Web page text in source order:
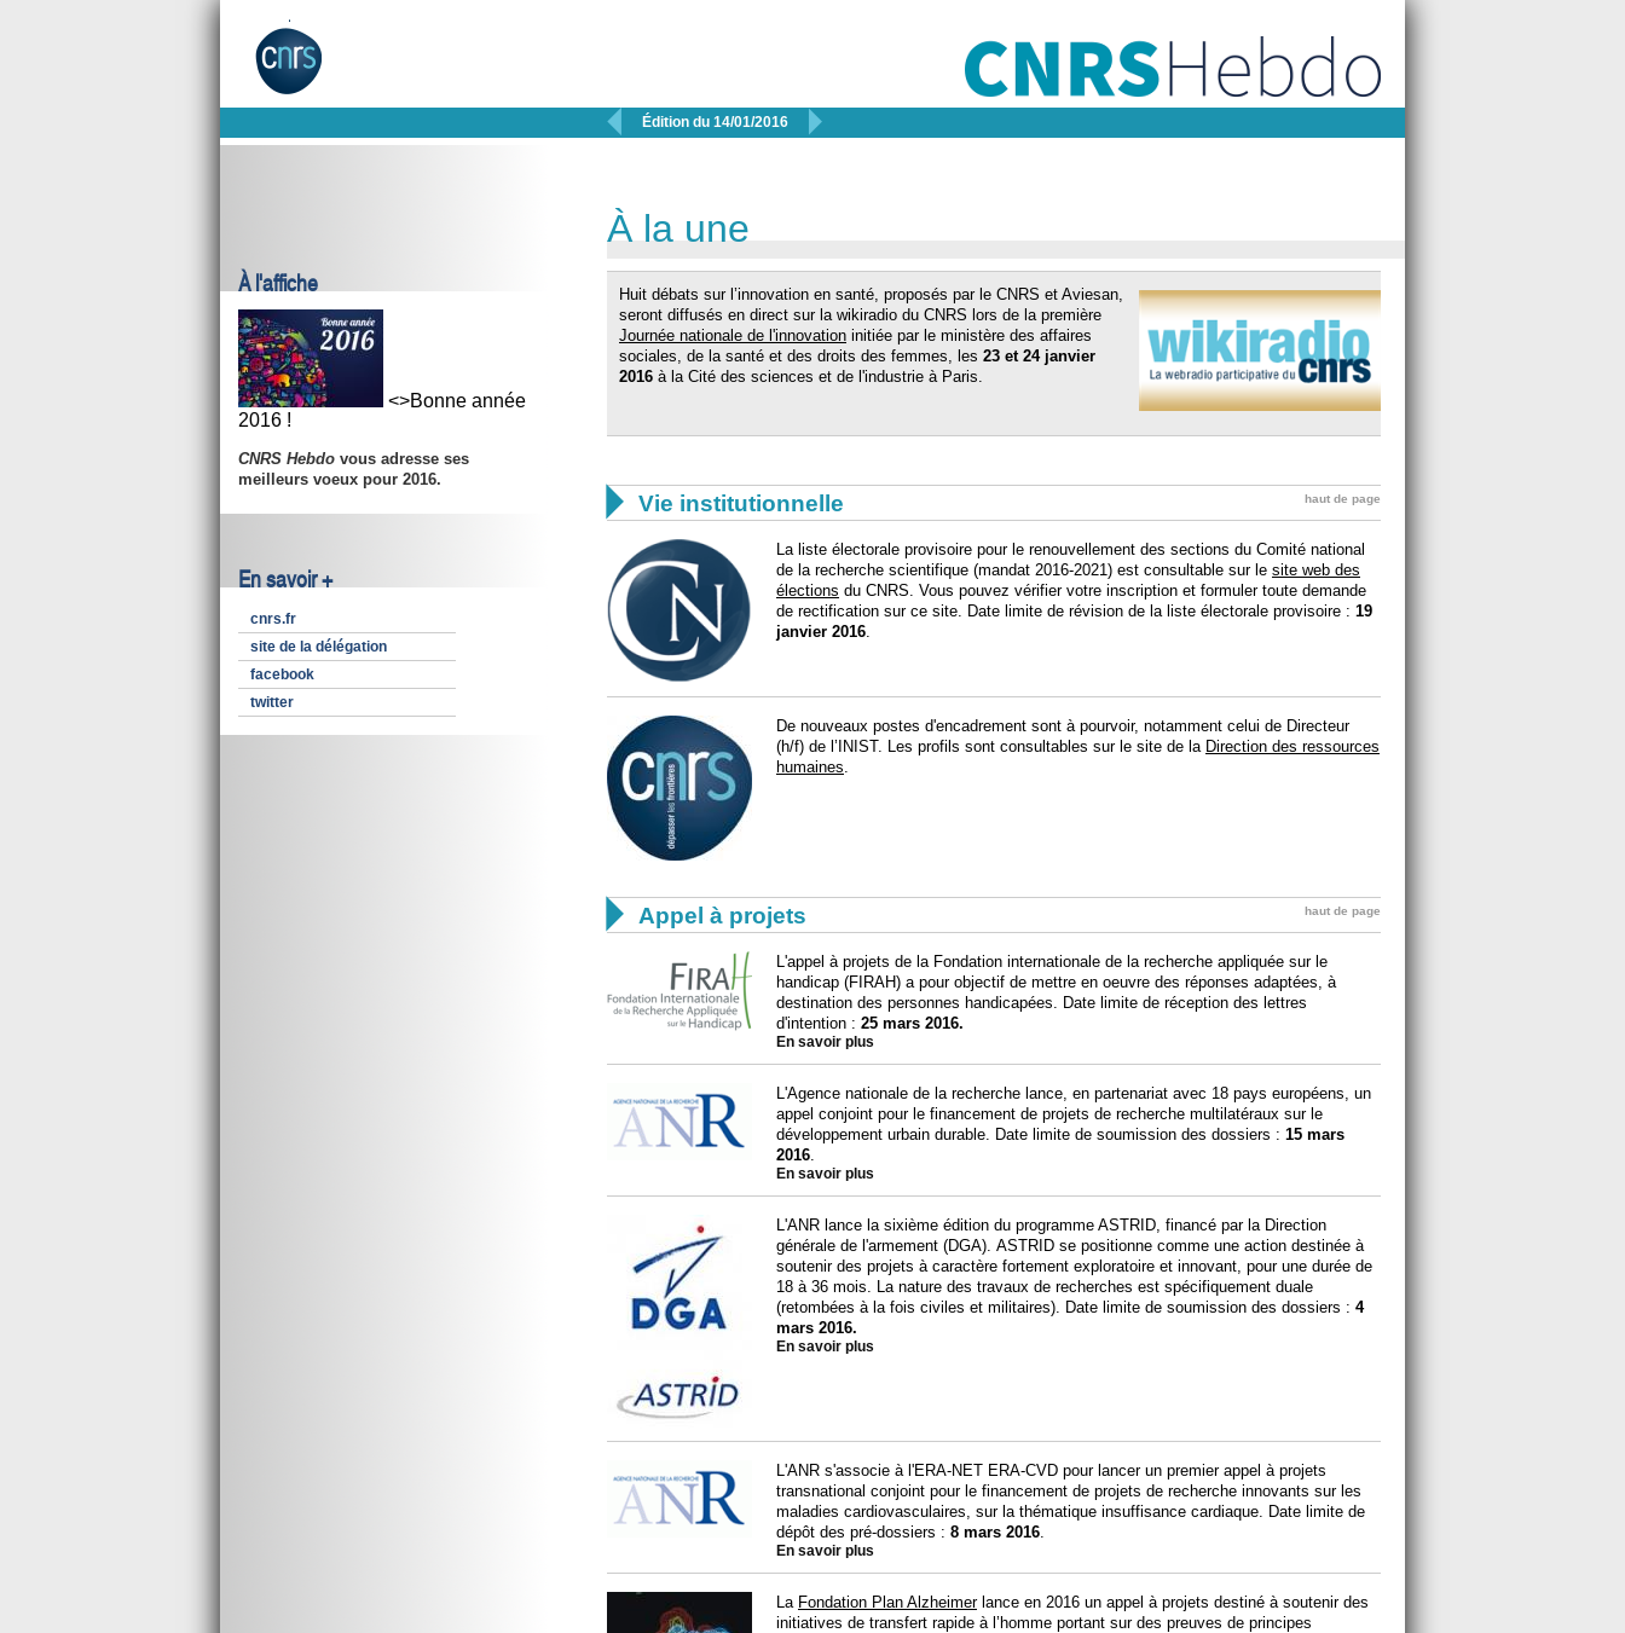
 Édition du 14/01/2016 
À l'affiche
<>Bonne année
2016 !
CNRS Hebdo vous adresse ses
meilleurs voeux pour 2016.
En savoir +
cnrs.fr
site de la délégation
facebook
twitter
À la une
Huit débats sur l’innovation en santé, proposés par le CNRS et Aviesan,
seront diffusés en direct sur la wikiradio du CNRS lors de la première
Journée nationale de l'innovation initiée par le ministère des affaires
sociales, de la santé et des droits des femmes, les 23 et 24 janvier
2016 à la Cité des sciences et de l'industrie à Paris.
 Vie institutionnelle haut de page
La liste électorale provisoire pour le renouvellement des sections du Comité national
de la recherche scientifique (mandat 2016-2021) est consultable sur le site web des
élections du CNRS. Vous pouvez vérifier votre inscription et formuler toute demande
de rectification sur ce site. Date limite de révision de la liste électorale provisoire : 19
janvier 2016.
De nouveaux postes d'encadrement sont à pourvoir, notamment celui de Directeur
(h/f) de l’INIST. Les profils sont consultables sur le site de la Direction des ressources
humaines.
 Appel à projets haut de page
L'appel à projets de la Fondation internationale de la recherche appliquée sur le
handicap (FIRAH) a pour objectif de mettre en oeuvre des réponses adaptées, à
destination des personnes handicapées. Date limite de réception des lettres
d'intention : 25 mars 2016.
En savoir plus
L'Agence nationale de la recherche lance, en partenariat avec 18 pays européens, un
appel conjoint pour le financement de projets de recherche multilatéraux sur le
développement urbain durable. Date limite de soumission des dossiers : 15 mars
2016.
En savoir plus
L'ANR lance la sixième édition du programme ASTRID, financé par la Direction
générale de l'armement (DGA). ASTRID se positionne comme une action destinée à
soutenir des projets à caractère fortement exploratoire et innovant, pour une durée de
18 à 36 mois. La nature des travaux de recherches est spécifiquement duale
(retombées à la fois civiles et militaires). Date limite de soumission des dossiers : 4
mars 2016.
En savoir plus
L'ANR s'associe à l'ERA-NET ERA-CVD pour lancer un premier appel à projets
transnational conjoint pour le financement de projets de recherche innovants sur les
maladies cardiovasculaires, sur la thématique insuffisance cardiaque. Date limite de
dépôt des pré-dossiers : 8 mars 2016.
En savoir plus
La Fondation Plan Alzheimerlance en 2016 un appel à projets destiné à soutenir des
initiatives de transfert rapide à l’homme portant sur des preuves de principes